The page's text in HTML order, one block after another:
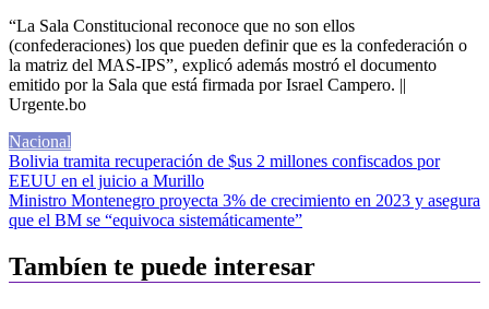
“La Sala Constitucional reconoce que no son ellos
(confederaciones) los que pueden definir que es la confederación o
la matriz del MAS-IPS”, explicó además mostró el documento
emitido por la Sala que está firmada por Israel Campero. ||
Urgente.bo
Nacional
Navegación
de
entradas
Bolivia tramita recuperación de $us 2 millones confiscados por
EEUU en el juicio a Murillo
Ministro Montenegro proyecta 3% de crecimiento en 2023 y asegura
que el BM se “equivoca sistemáticamente”
Tambíen te puede interesar